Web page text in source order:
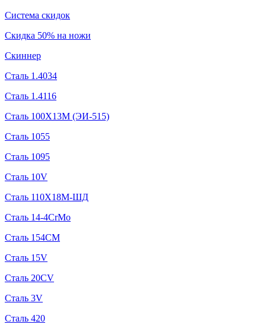
Система скидок
Скидка 50% на ножи
Скиннер
Сталь 1.4034
Сталь 1.4116
Сталь 100Х13М (ЭИ-515)
Сталь 1055
Сталь 1095
Сталь 10V
Сталь 110Х18М-ШД
Сталь 14-4CrMo
Сталь 154CM
Сталь 15V
Сталь 20CV
Сталь 3V
Сталь 420